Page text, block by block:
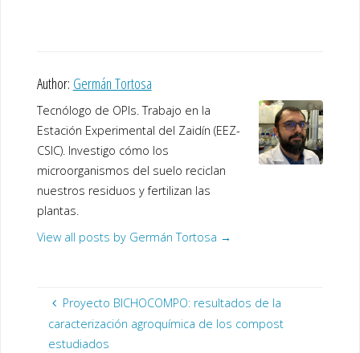
Author: Germán Tortosa
Tecnólogo de OPIs. Trabajo en la
Estación Experimental del Zaidín (EEZ-
CSIC). Investigo cómo los
microorganismos del suelo reciclan
nuestros residuos y fertilizan las
plantas.
View all posts by Germán Tortosa →
Proyecto BICHOCOMPO: resultados de la
caracterización agroquímica de los compost
estudiados